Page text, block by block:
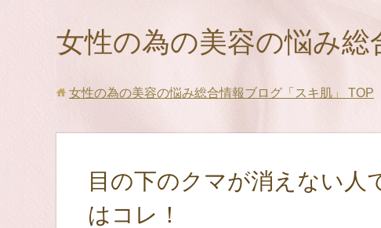
女性の為の美容の悩み総
女性の為の美容の悩み総合情報ブログ「スキ肌」 TOP
目の下のクマが消えない人
はコレ！